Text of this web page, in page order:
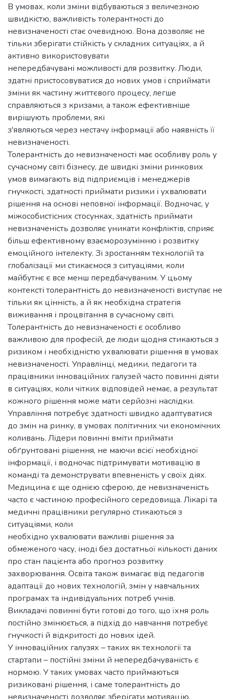
В умовах, коли зміни відбуваються з величезною
швидкістю, важливість толерантності до
невизначеності стає очевидною. Вона дозволяє не
тільки зберігати стійкість у складних ситуаціях, а й
активно використовувати
непередбачувані можливості для розвитку. Люди,
здатні пристосовуватися до нових умов і сприймати
зміни як частину життєвого процесу, легше
справляються з кризами, а також ефективніше
вирішують проблеми, які
з'являються через нестачу інформації або наявність її
невизначеності.
Толерантність до невизначеності має особливу роль у
сучасному світі бізнесу, де швидкі зміни ринкових
умов вимагають від підприємців і менеджерів
гнучкості, здатності приймати ризики і ухвалювати
рішення на основі неповної інформації. Водночас, у
міжособистісних стосунках, здатність приймати
невизначеність дозволяє уникати конфліктів, сприяє
більш ефективному взаєморозумінню і розвитку
емоційного інтелекту. Зі зростанням технологій та
глобалізації ми стикаємося з ситуаціями, коли
майбутнє є все менш передбачуваним. У цьому
контексті толерантність до невизначеності виступає не
тільки як цінність, а й як необхідна стратегія
виживання і процвітання в сучасному світі.
Толерантність до невизначеності є особливо
важливою для професій, де люди щодня стикаються з
ризиком і необхідністю ухвалювати рішення в умовах
невизначеності. Управлінці, медики, педагоги та
працівники інноваційних галузей часто повинні діяти
в ситуаціях, коли чітких відповідей немає, а результат
кожного рішення може мати серйозні наслідки.
Управління потребує здатності швидко адаптуватися
до змін на ринку, в умовах політичних чи економічних
коливань. Лідери повинні вміти приймати
обґрунтовані рішення, не маючи всієї необхідної
інформації, і водночас підтримувати мотивацію в
команді та демонструвати впевненість у своїх діях.
Медицина є ще однією сферою, де невизначеність
часто є частиною професійного середовища. Лікарі та
медичні працівники регулярно стикаються з
ситуаціями, коли
необхідно ухвалювати важливі рішення за
обмеженого часу, іноді без достатньої кількості даних
про стан пацієнта або прогноз розвитку
захворювання. Освіта також вимагає від педагогів
адаптації до нових технологій, змін у навчальних
програмах та індивідуальних потреб учнів.
Викладачі повинні бути готові до того, що їхня роль
постійно змінюється, а підхід до навчання потребує
гнучкості й відкритості до нових ідей.
У інноваційних галузях – таких як технології та
стартапи – постійні зміни й непередбачуваність є
нормою. У таких умовах часто приймаються
ризиковані рішення, і саме толерантність до